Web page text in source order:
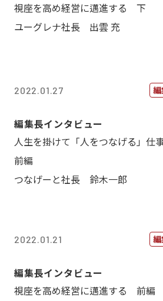
視座を高め経営に邁進する 下
ユーグレナ社長 出雲 充
2022.01.27 編
編集長インタビュー
人生を掛けて「人をつなげる」仕
前編
つなげーと社長 鈴木一郎
2022.01.21 編
編集長インタビュー
視座を高め経営に邁進する 前編